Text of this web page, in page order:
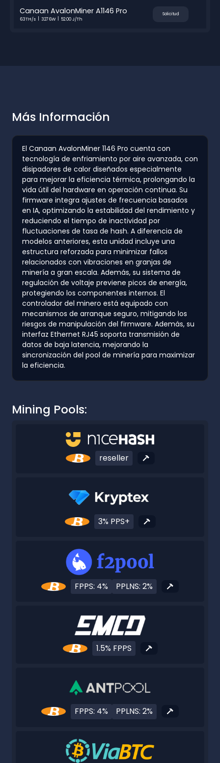
Canaan AvalonMiner A1146 Pro
63TH/s 3276W 52.00 J/Th
Solicitud
Más Información
El Canaan AvalonMiner 1146 Pro cuenta con
tecnología de enfriamiento por aire avanzada, con
disipadores de calor diseñados especialmente
para mejorar la eficiencia térmica, prolongando la
vida útil del hardware en operación continua. Su
firmware integra ajustes de frecuencia basados
en IA, optimizando la estabilidad del rendimiento y
reduciendo el tiempo de inactividad por
fluctuaciones de tasa de hash. A diferencia de
modelos anteriores, esta unidad incluye una
estructura reforzada para minimizar fallos
relacionados con vibraciones en granjas de
minería a gran escala. Además, su sistema de
regulación de voltaje previene picos de energía,
protegiendo los componentes internos. El
controlador del minero está equipado con
mecanismos de arranque seguro, mitigando los
riesgos de manipulación del firmware. Además, su
interfaz Ethernet RJ45 soporta transmisión de
datos de baja latencia, mejorando la
sincronización del pool de minería para maximizar
la eficiencia.
Mining Pools:
reseller
3% PPS+
FPPS: 4% PPLNS: 2%
1.5% FPPS
FPPS: 4% PPLNS: 2%